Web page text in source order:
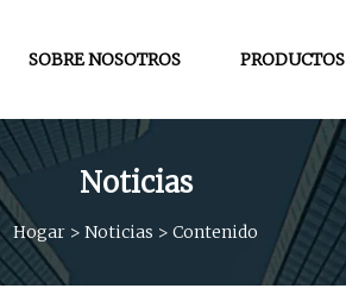
SOBRE NOSOTROS PRODUCTOS
Noticias
Hogar > Noticias > Contenido